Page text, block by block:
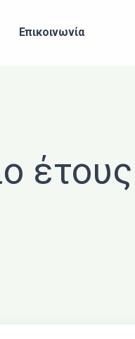
Επικοινωνία
έτους